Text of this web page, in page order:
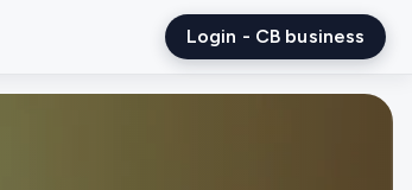
Login - CB business